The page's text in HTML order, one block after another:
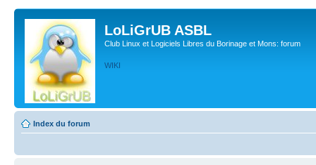
LoLiGrUB ASBL
Club Linux et Logiciels Libres du Borinage et Mons: forum
WIKI
Index du forum